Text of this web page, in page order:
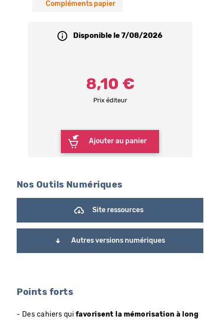
Compléments papier
Disponible le 7/08/2026
Prix éditeur
8,10 €
Ajouter au panier
Nos Outils Numériques
Site ressources
Autres versions numériques
Points forts
- Des cahiers qui favorisent la mémorisation à long